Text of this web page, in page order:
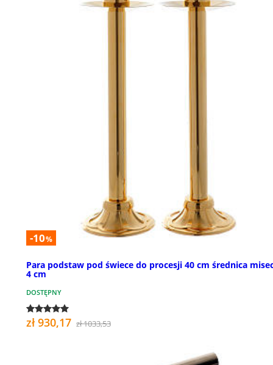
-10%
Para podstaw pod świece do procesji 40 cm średnica
4 cm
DOSTĘPNY
zł 930,17 zł 1033,53